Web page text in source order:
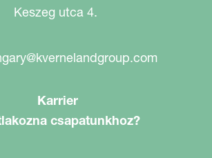
Keszeg utca 4.
Karrier
csapatunkhoz?